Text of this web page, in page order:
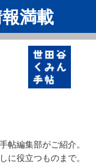
満載
帖編集部がご紹介。
に役立つものまで。